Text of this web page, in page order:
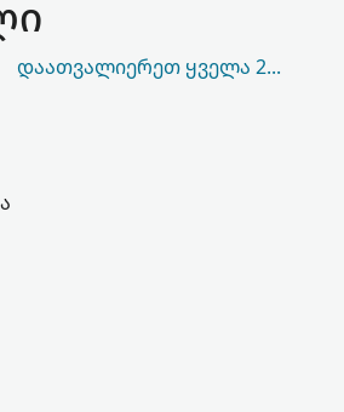
ᲓᲐᲐᲗᲕᲐᲚᲘᲔᲠᲔᲗ ᲧᲕᲔᲚᲐ 21,537